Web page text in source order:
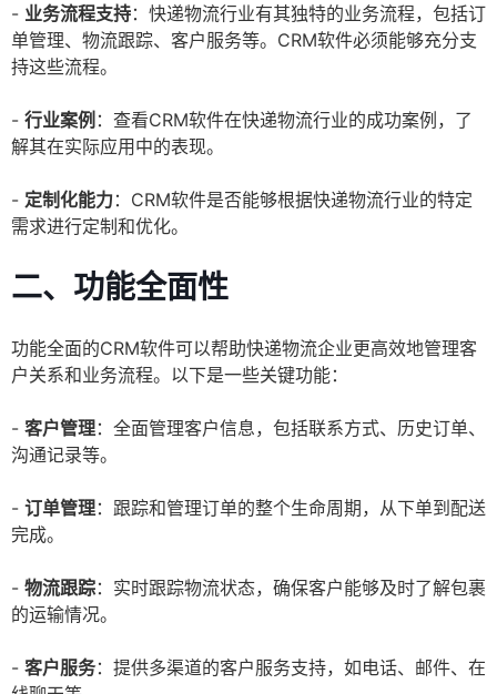
- 业务流程支持：快递物流行业有其独特的业务流程，包括订
单管理、物流跟踪、客户服务等。CRM软件必须能够充分支
持这些流程。
- 行业案例 ：查看CRM软件在快递物流行业的成功案例，了
解其在实际应用中的表现。
- 定制化能力：CRM软件是否能够根据快递物流行业的特定
需求进行定制和优化。
二、功能全面性
功能全面的CRM软件可以帮助快递物流企业更高效地管理客
户关系和业务流程。以下是一些关键功能：
- 客户管理：全面管理客户信息，包括联系方式、历史订单、
沟通记录等。
- 订单管理：跟踪和管理订单的整个生命周期，从下单到配送
完成。
- 物流跟踪：实时跟踪物流状态，确保客户能够及时了解包裹
的运输情况。
- 客户服务：提供多渠道的客户服务支持，如电话、邮件、在